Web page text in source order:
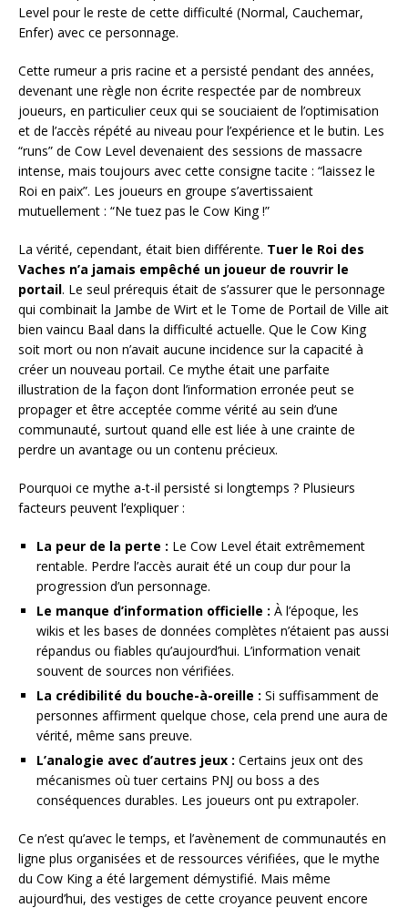
Level pour le reste de cette difficulté (Normal, Cauchemar,
Enfer) avec ce personnage.
Cette rumeur a pris racine et a persisté pendant des années,
devenant une règle non écrite respectée par de nombreux
joueurs, en particulier ceux qui se souciaient de l’optimisation
et de l’accès répété au niveau pour l’expérience et le butin. Les
“runs” de Cow Level devenaient des sessions de massacre
intense, mais toujours avec cette consigne tacite : “laissez le
Roi en paix”. Les joueurs en groupe s’avertissaient
mutuellement : “Ne tuez pas le Cow King !”
La vérité, cependant, était bien différente. Tuer le Roi des
Vaches n’a jamais empêché un joueur de rouvrir le
portail. Le seul prérequis était de s’assurer que le personnage
qui combinait la Jambe de Wirt et le Tome de Portail de Ville ait
bien vaincu Baal dans la difficulté actuelle. Que le Cow King
soit mort ou non n’avait aucune incidence sur la capacité à
créer un nouveau portail. Ce mythe était une parfaite
illustration de la façon dont l’information erronée peut se
propager et être acceptée comme vérité au sein d’une
communauté, surtout quand elle est liée à une crainte de
perdre un avantage ou un contenu précieux.
Pourquoi ce mythe a-t-il persisté si longtemps ? Plusieurs
facteurs peuvent l’expliquer :
La peur de la perte : Le Cow Level était extrêmement
rentable. Perdre l’accès aurait été un coup dur pour la
progression d’un personnage.
Le manque d’information officielle : À l’époque, les
wikis et les bases de données complètes n’étaient pas aussi
répandus ou fiables qu’aujourd’hui. L’information venait
souvent de sources non vérifiées.
La crédibilité du bouche-à-oreille : Si suffisamment de
personnes affirment quelque chose, cela prend une aura de
vérité, même sans preuve.
L’analogie avec d’autres jeux : Certains jeux ont des
mécanismes où tuer certains PNJ ou boss a des
conséquences durables. Les joueurs ont pu extrapoler.
Ce n’est qu’avec le temps, et l’avènement de communautés en
ligne plus organisées et de ressources vérifiées, que le mythe
du Cow King a été largement démystifié. Mais même
aujourd’hui, des vestiges de cette croyance peuvent encore